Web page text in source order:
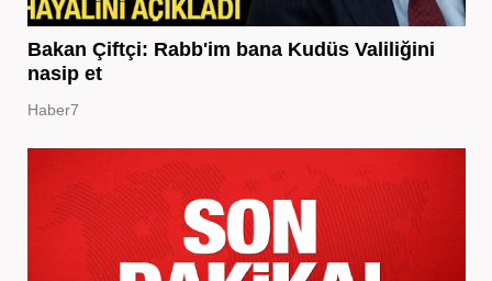
Bakan Çiftçi: Rabb'im bana Kudüs Valiliğini
nasip et
Haber7